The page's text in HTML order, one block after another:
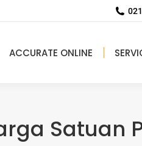
ACCURATE ONLINE
Satuan